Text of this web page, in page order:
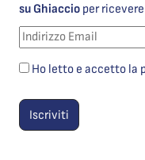
su Ghiaccio per
Ho letto e accetto la